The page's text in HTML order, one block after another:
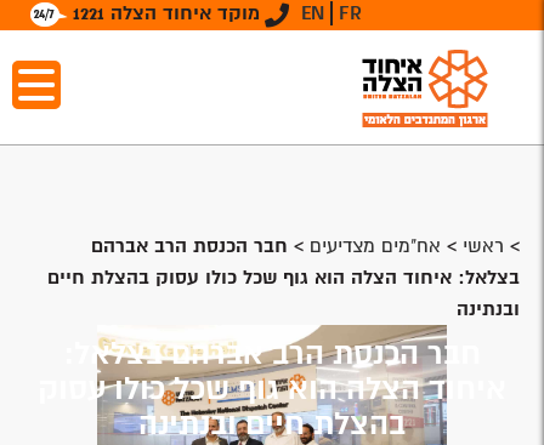
מוקד איחוד הצלה 1221 EN FR
> ראשי > אח"מים מצדיעים > חבר הכנסת הרב אברהם
בצלאל: איחוד הצלה הוא גוף שכל כולו עסוק בהצלת חיים
ובנתינה
חבר הכנסת הרב אברהם בצלאל:
איחוד הצלה הוא גוף שכל כולו עסוק
בהצלת חיים ובנתינה